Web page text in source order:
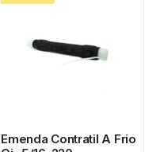
Emenda Contratil A Frio